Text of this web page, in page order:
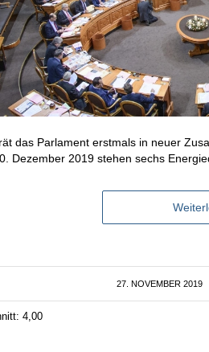
das Parlament erstmals in neuer
Dezember 2019 stehen sechs
27. NOVEMBER 2019
/
4,00